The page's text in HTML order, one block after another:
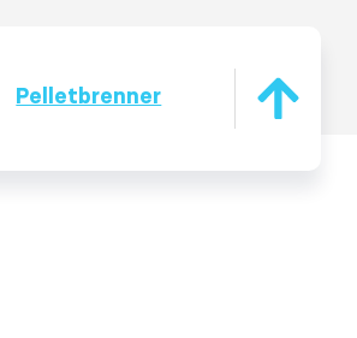
Pelletbrenner